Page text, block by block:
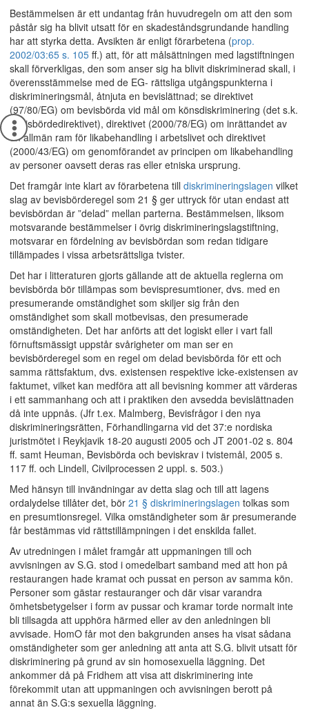
Bestämmelsen är ett undantag från huvudregeln om att den som
påstår sig ha blivit utsatt för en skadeståndsgrundande handling
har att styrka detta. Avsikten är enligt förarbetena (prop.
2002/03:65 s. 105 ff.) att, för att målsättningen med lagstiftningen
skall förverkligas, den som anser sig ha blivit diskriminerad skall, i
överensstämmelse med de EG- rättsliga utgångspunkterna i
diskrimineringsmål, åtnjuta en bevislättnad; se direktivet
(97/80/EG) om bevisbörda vid mål om könsdiskriminering (det s.k.
bevisbördedirektivet), direktivet (2000/78/EG) om inrättandet av
en allmän ram för likabehandling i arbetslivet och direktivet
(2000/43/EG) om genomförandet av principen om likabehandling
av personer oavsett deras ras eller etniska ursprung.
Det framgår inte klart av förarbetena till diskrimineringslagen vilket
slag av bevisbörderegel som 21 § ger uttryck för utan endast att
bevisbördan är ”delad” mellan parterna. Bestämmelsen, liksom
motsvarande bestämmelser i övrig diskrimineringslagstiftning,
motsvarar en fördelning av bevisbördan som redan tidigare
tillämpades i vissa arbetsrättsliga tvister.
Det har i litteraturen gjorts gällande att de aktuella reglerna om
bevisbörda bör tillämpas som bevispresumtioner, dvs. med en
presumerande omständighet som skiljer sig från den
omständighet som skall motbevisas, den presumerade
omständigheten. Det har anförts att det logiskt eller i vart fall
förnuftsmässigt uppstår svårigheter om man ser en
bevisbörderegel som en regel om delad bevisbörda för ett och
samma rättsfaktum, dvs. existensen respektive icke-existensen av
faktumet, vilket kan medföra att all bevisning kommer att värderas
i ett sammanhang och att i praktiken den avsedda bevislättnaden
då inte uppnås. (Jfr t.ex. Malmberg, Bevisfrågor i den nya
diskrimineringsrätten, Förhandlingarna vid det 37:e nordiska
juristmötet i Reykjavik 18-20 augusti 2005 och JT 2001-02 s. 804
ff. samt Heuman, Bevisbörda och beviskrav i tvistemål, 2005 s.
117 ff. och Lindell, Civilprocessen 2 uppl. s. 503.)
Med hänsyn till invändningar av detta slag och till att lagens
ordalydelse tillåter det, bör 21 § diskrimineringslagen tolkas som
en presumtionsregel. Vilka omständigheter som är presumerande
får bestämmas vid rättstillämpningen i det enskilda fallet.
Av utredningen i målet framgår att uppmaningen till och
avvisningen av S.G. stod i omedelbart samband med att hon på
restaurangen hade kramat och pussat en person av samma kön.
Personer som gästar restauranger och där visar varandra
ömhetsbetygelser i form av pussar och kramar torde normalt inte
bli tillsagda att upphöra härmed eller av den anledningen bli
avvisade. HomO får mot den bakgrunden anses ha visat sådana
omständigheter som ger anledning att anta att S.G. blivit utsatt för
diskriminering på grund av sin homosexuella läggning. Det
ankommer då på Fridhem att visa att diskriminering inte
förekommit utan att uppmaningen och avvisningen berott på
annat än S.G:s sexuella läggning.